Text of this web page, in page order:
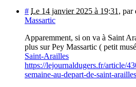
# Le 14 janvier 2025 à 19:31 , par
Massartic
Apparemment, si on va à Saint
plus sur Pey Massartic ( petit
Saint-Arailles
https://lejournaldugers.fr/article/
semaine-au-depart-de-saint-arailles